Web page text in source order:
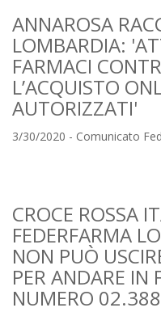
ANNAROSA
LOMBARDIA:
FARMACI
L’ACQUISTO
AUTORIZZATI'
3/30/2020 - Comunicato
CROCE ROSSA
FEDERFARMA
NON PUÒ
PER ANDARE IN
NUMERO